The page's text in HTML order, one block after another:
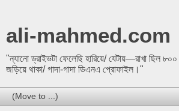
ali-mahmed.com
"ন্যানো ড্রাইভটা ফেলেছি হারিয়ে/ যেটায়—রাখা ছিল
জড়িয়ে থাকা/ গাদা-গাদা ডিএনএ প্রোফাইল।"